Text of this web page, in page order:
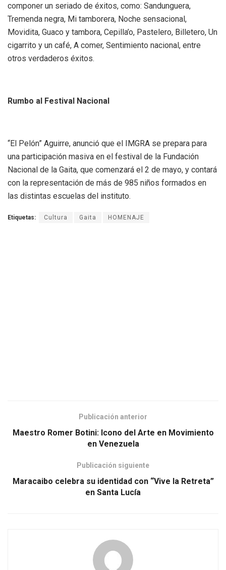
componer un seriado de éxitos, como: Sandunguera,
Tremenda negra, Mi tamborera, Noche sensacional,
Movidita, Guaco y tambora, Cepilla’o, Pastelero, Billetero, Un
cigarrito y un café, A comer, Sentimiento nacional, entre
otros verdaderos éxitos.
Rumbo al Festival Nacional
“El Pelón” Aguirre, anunció que el IMGRA se prepara para
una participación masiva en el festival de la Fundación
Nacional de la Gaita, que comenzará el 2 de mayo, y contará
con la representación de más de 985 niños formados en
las distintas escuelas del instituto.
Etiquetas: Cultura Gaita HOMENAJE
Publicación anterior
Maestro Romer Botini: Icono del Arte en Movimiento
en Venezuela
Publicación siguiente
Maracaibo celebra su identidad con “Vive la Retreta”
en Santa Lucía